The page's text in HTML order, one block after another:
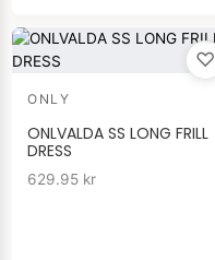
♡
ONLY
ONLVALDA SS LONG FRILL
DRESS
629.95 kr